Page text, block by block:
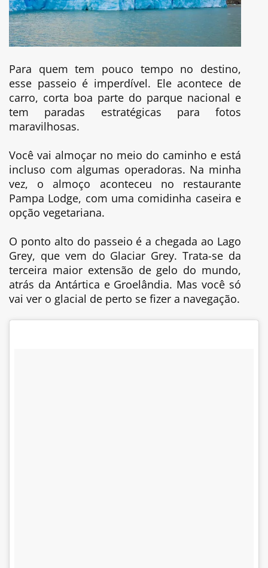
Para quem tem pouco tempo no destino,
esse passeio é imperdível. Ele acontece de
carro, corta boa parte do parque nacional e
tem paradas estratégicas para fotos
maravilhosas.
Você vai almoçar no meio do caminho e está
incluso com algumas operadoras. Na minha
vez, o almoço aconteceu no restaurante
Pampa Lodge, com uma comidinha caseira e
opção vegetariana.
O ponto alto do passeio é a chegada ao Lago
Grey, que vem do Glaciar Grey. Trata-se da
terceira maior extensão de gelo do mundo,
atrás da Antártica e Groelândia. Mas você só
vai ver o glacial de perto se fizer a navegação.